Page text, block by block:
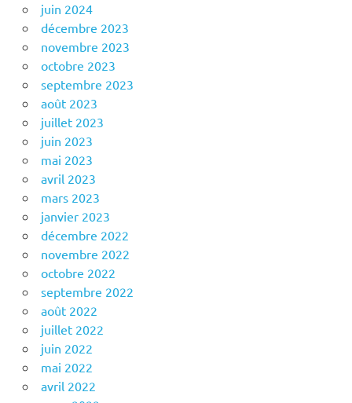
juin 2024
décembre 2023
novembre 2023
octobre 2023
septembre 2023
août 2023
juillet 2023
juin 2023
mai 2023
avril 2023
mars 2023
janvier 2023
décembre 2022
novembre 2022
octobre 2022
septembre 2022
août 2022
juillet 2022
juin 2022
mai 2022
avril 2022